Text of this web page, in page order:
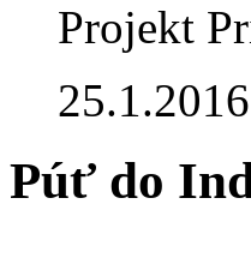
Projekt
25.1.2016
Púť do